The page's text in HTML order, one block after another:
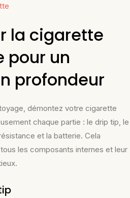
la cigarette
pour un
profondeur
démontez votre cigarette
chaque partie : le drip tip, le
et la batterie. Cela
les composants internes et leur